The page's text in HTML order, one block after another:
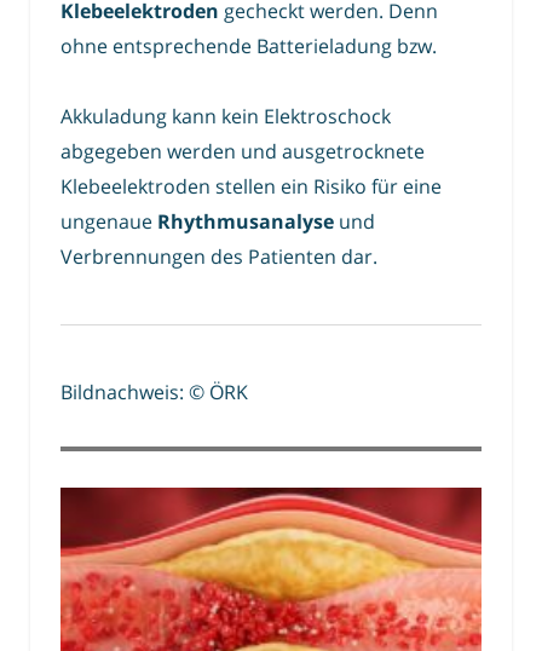
Klebeelektroden gecheckt werden. Denn
ohne entsprechende Batterieladung bzw.
Akkuladung kann kein Elektroschock
abgegeben werden und ausgetrocknete
Klebeelektroden stellen ein Risiko für eine
ungenaue Rhythmusanalyse und
Verbrennungen des Patienten dar.
Bildnachweis: © ÖRK